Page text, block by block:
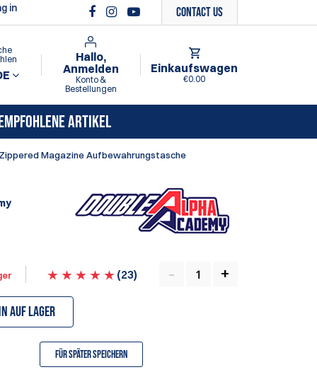
in Contact Us
Hallo,
Anmelden
Konto &
Bestellungen
Einkaufswagen
€0.00
ARTIKEL
Zippered Magazine Aufbewahrungstasche
(23)
auf Lager
Für später speichern